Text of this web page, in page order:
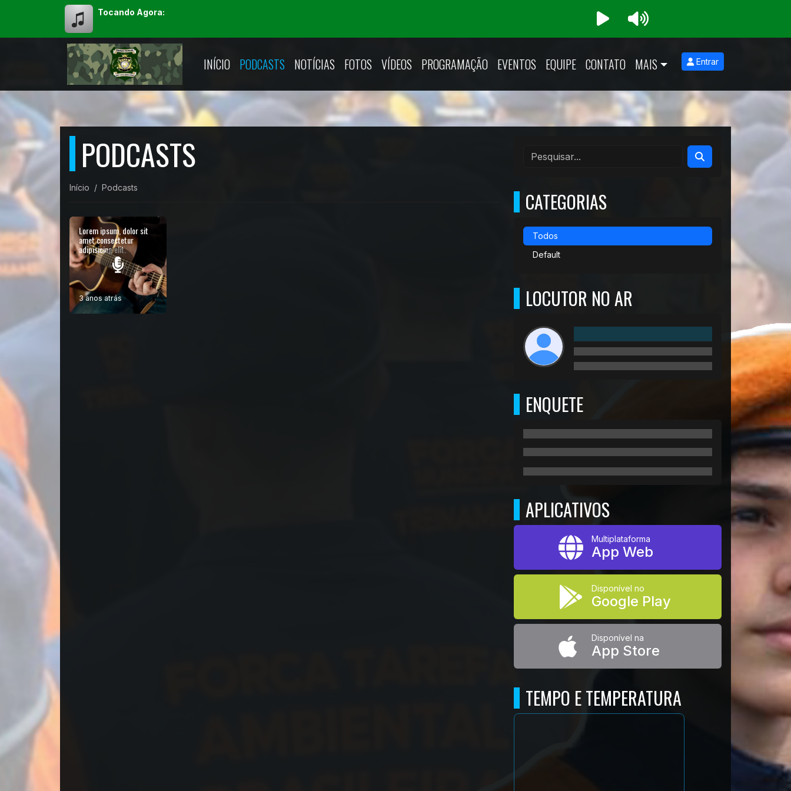
Tocando Agora:
INÍCIO PODCASTS NOTÍCIAS FOTOS VÍDEOS PROGRAMAÇÃO EVENTOS EQUIPE CONTATO MAIS Entrar
PODCASTS
Início Podcasts
Lorem ipsum, dolor sit
amet consectetur
adipisicing elit.
3 anos atrás
CATEGORIAS
Todos
Default
LOCUTOR NO AR
ENQUETE
APLICATIVOS
Multiplataforma
App Web
Disponível no
Google Play
Disponível na
App Store
TEMPO E TEMPERATURA